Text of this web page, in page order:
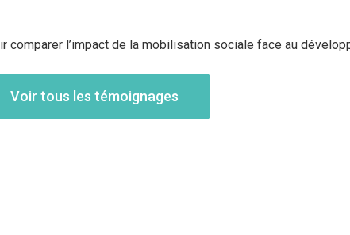
l’impact de la mobilisation sociale face au
Voir tous les témoignages